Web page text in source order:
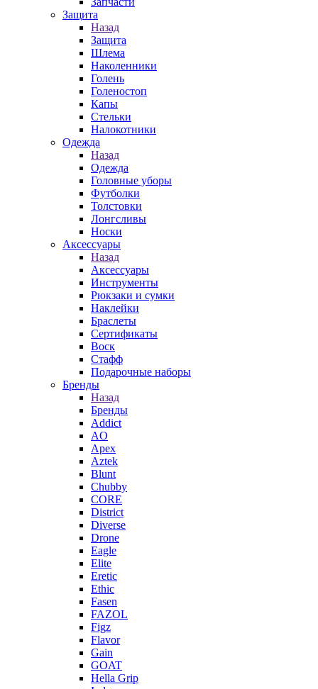
Защита
Назад
Защита
Шлема
Наколенники
Голень
Голеностоп
Капы
Стельки
Налокотники
Одежда
Назад
Одежда
Головные уборы
Футболки
Толстовки
Лонгсливы
Носки
Аксессуары
Назад
Аксессуары
Инструменты
Рюкзаки и сумки
Наклейки
Браслеты
Сертификаты
Воск
Стафф
Подарочные наборы
Бренды
Назад
Бренды
Addict
AO
Apex
Aztek
Blunt
Chubby
CORE
District
Diverse
Drone
Eagle
Elite
Eretic
Ethic
Fasen
FAZOL
Figz
Flavor
Gain
GOAT
Hella Grip